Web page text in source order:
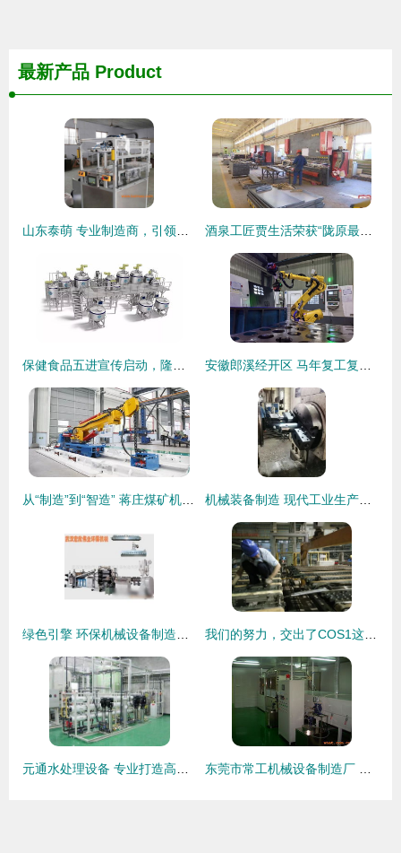
最新产品 Product